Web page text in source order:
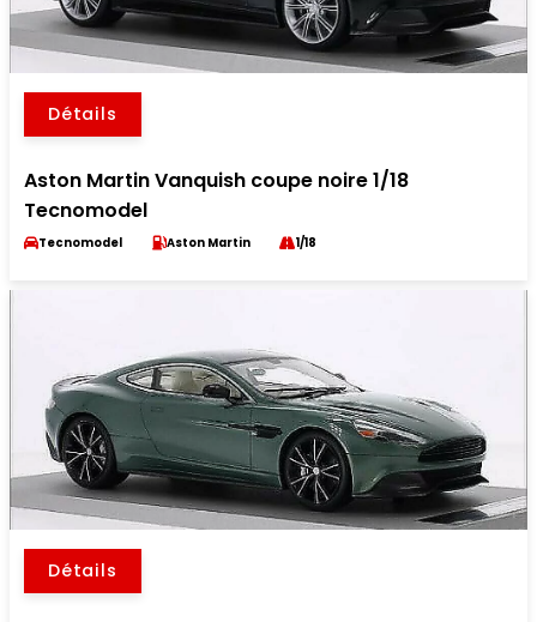
Détails
Aston Martin Vanquish coupe noire 1/18
Tecnomodel
Tecnomodel Aston Martin 1/18
Détails